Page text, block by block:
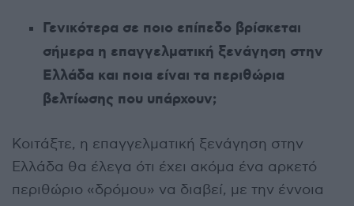
Γενικότερα σε ποιο επίπεδο βρίσκεται
σήμερα η επαγγελματική ξενάγηση στην
Ελλάδα και ποια είναι τα περιθώρια
βελτίωσης που υπάρχουν;
Κοιτάξτε, η επαγγελματική ξενάγηση στην
Ελλάδα θα έλεγα ότι έχει ακόμα ένα αρκετό
περιθώριο «δρόμου» να διαβεί, με την έννοια